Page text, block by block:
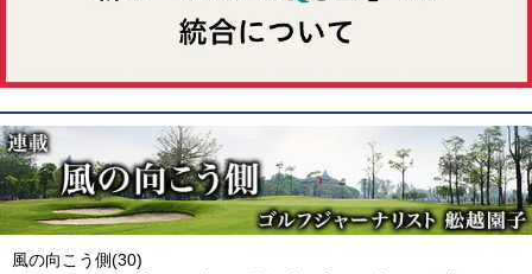
風の向こう側(30)